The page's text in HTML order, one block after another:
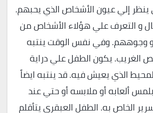
ينظر إلي عيون الأشخاص الذي يحبهم.
و التعرف علي هؤلاء الأشخاص من
وجوههم. وفي نفس الوقت ينتبه
الغريب. يكون الطفل علي دراية
الذي يعيش فيه. قد ينتبه ايضاً
ألعابه أو ملابسه أو حتي عند
الخاص به. الطفل العبقري يتأقلم